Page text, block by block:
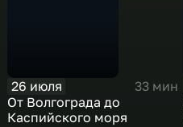
26 июля
33 мин
От Волгограда до
Каспийского моря